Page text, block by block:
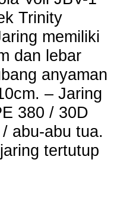
Trinity
memiliki
dan lebar
anyaman
– Jaring
380 / 30D
abu-abu tua.
tertutup